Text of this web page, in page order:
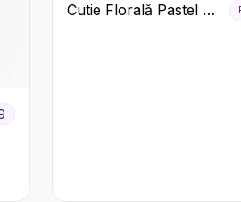
Cutie Florală Pastel cu